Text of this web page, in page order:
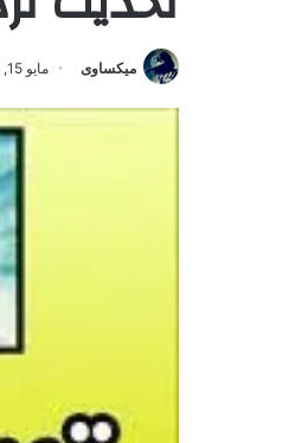
ميكساوى مايو 15, 2022